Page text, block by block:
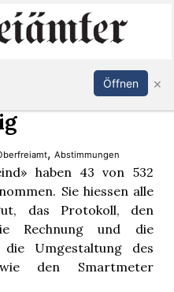
Anmelden
,Abstimmungen
haben 43 von 532
Sie hiessen alle
das Protokoll, den
Rechnung und die
Umgestaltung des
den Smartmeter
Öffnen ×